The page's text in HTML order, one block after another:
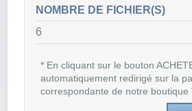
NOMBRE DE FICHIER(S)
6
* En cliquant sur le bouton
automatiquement redirigé sur la
correspondante de notre boutique